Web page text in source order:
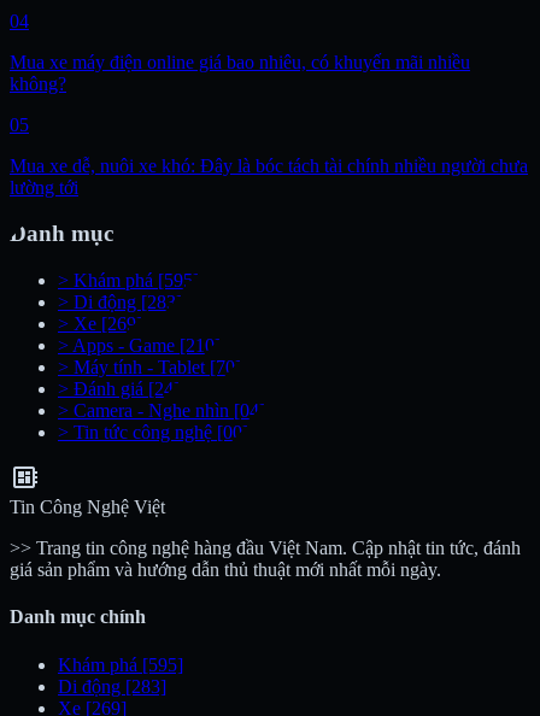
04
Mua xe máy điện online giá bao nhiêu, có khuyến mãi nhiều
không?
05
Mua xe dễ, nuôi xe khó: Đây là bóc tách tài chính nhiều người chưa
lường tới
Danh mục
> Khám phá [595]
> Di động [283]
> Xe [269]
> Apps - Game [210]
> Máy tính - Tablet [70]
> Đánh giá [24]
> Camera - Nghe nhìn [04]
> Tin tức công nghệ [00]
developer_board
Tin Công Nghệ Việt
>> Trang tin công nghệ hàng đầu Việt Nam. Cập nhật tin tức, đánh
giá sản phẩm và hướng dẫn thủ thuật mới nhất mỗi ngày.
Danh mục chính
Khám phá [595]
Di động [283]
Xe [269]